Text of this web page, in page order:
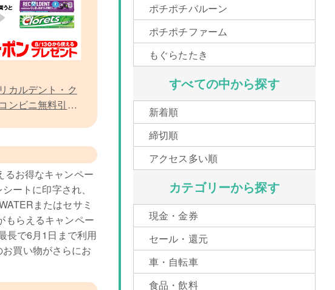
カルデント・ク
ンビニ無料引換
るお得なキャンペー
ートに印字され、
またはセサミ
もらえるキャンペー
長で6月1日まで利用
買い物がさらにお
ポチポチバルーン
ポチポチファーム
もぐらたたき
すべての中から探す
新着順
締切順
アクセス多い順
カテゴリーから探す
現金・金券
セール・還元
車・自転車
食品・飲料